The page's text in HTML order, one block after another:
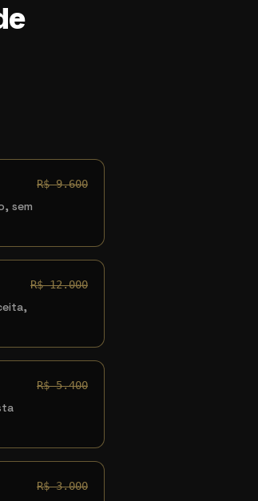
sem
R$ 9.600
R$ 12.000
R$ 5.400
R$ 3.000